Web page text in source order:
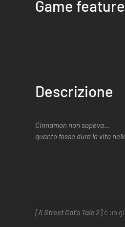
Game
Descrizione
Cinnamon non sapeva...
quanto fosse dura la vita
[A Street Cat's Tale 2]è un